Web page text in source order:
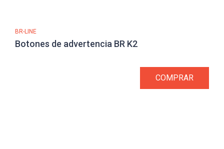
BR-LINE
Botones de advertencia BR K2
COMPRAR